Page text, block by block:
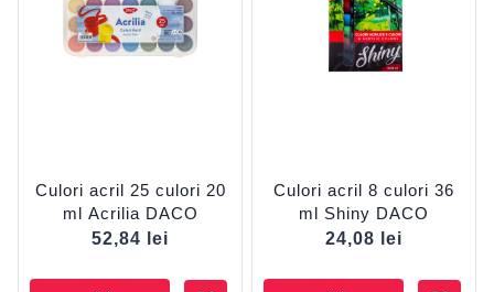
Culori acril 25 culori 20
ml Acrilia DACO
52,84
lei
Culori acril 8 culori 36
ml Shiny DACO
24,08
lei